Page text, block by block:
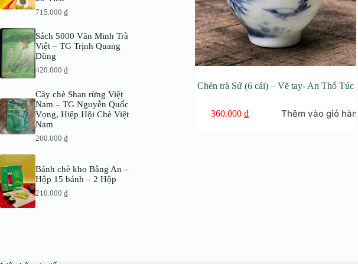
Chén trà Sứ (6 cái) – Vẽ tay- An Thổ Túc
360.000 ₫ Thêm vào giỏ hàng
715.000₫
Sách 5000 Văn Minh Trà
Việt – TG Trịnh Quang
Dũng
420.000₫
Cây chè Shan rừng Việt
Nam – TG Nguyễn Quốc
Vọng, Hiệp Hội Chè Việt
Nam
200.000₫
Bánh chè kho Bằng An –
Hộp 15 bánh – 2 Hộp
210.000₫